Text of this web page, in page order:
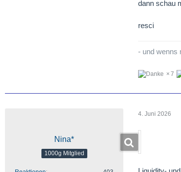
dann schau
resci
- und wenns
7
Nina*
1000g Mitglied
4. Juni 2026